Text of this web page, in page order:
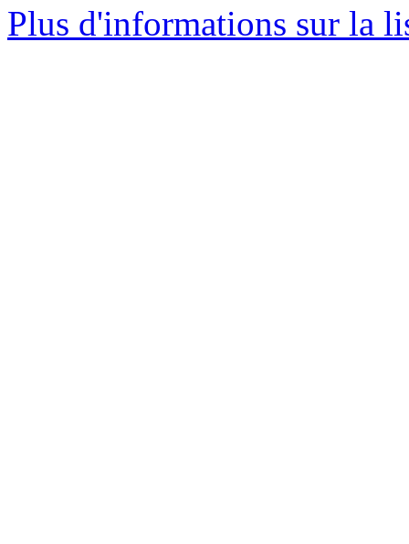
Plus d'informations sur la